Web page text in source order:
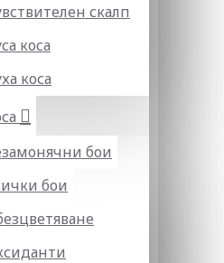
скалп
коса
коса
бои
бои